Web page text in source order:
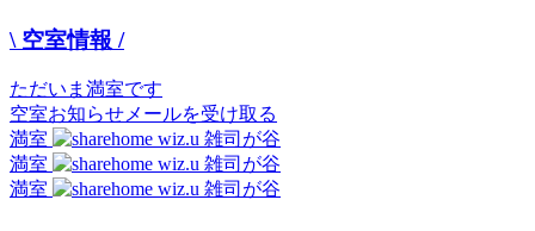
\ 空室情報 /
ただいま満室です
空室お知らせメールを受け取る
満室
満室
満室